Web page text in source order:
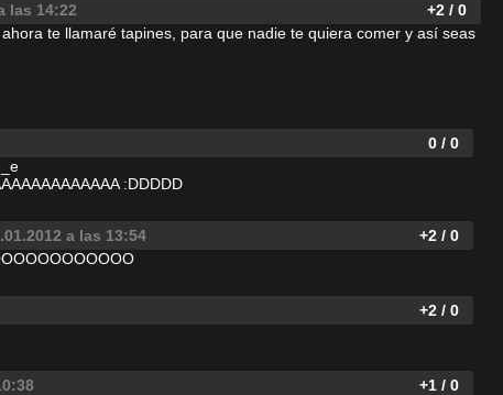
las 14:22
+2 / 0
ahora te llamaré tapines, para que nadie te quiera comer y así seas
0 / 0
:DDDDD
a las 13:54
+2 / 0
+2 / 0
+1 / 0